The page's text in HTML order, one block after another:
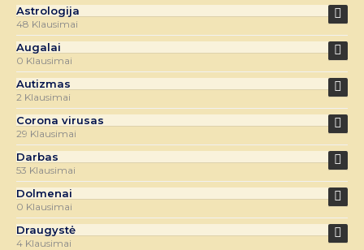
Astrologija
48 Klausimai
Augalai
0 Klausimai
Autizmas
2 Klausimai
Corona virusas
29 Klausimai
Darbas
53 Klausimai
Dolmenai
0 Klausimai
Draugystė
4 Klausimai